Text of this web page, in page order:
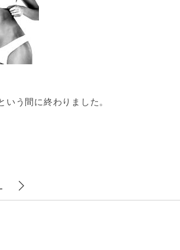
う間に終わりました。